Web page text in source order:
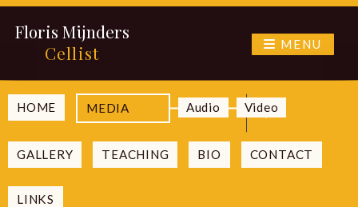
Ga
naar
de
inhoud
MENU
HOME MEDIA
submenu
uitvouwen
Audio Video
GALLERY TEACHING BIO CONTACT
LINKS
Floris Mijnders
Cellist
cv-floris-mijnders-
deutsch